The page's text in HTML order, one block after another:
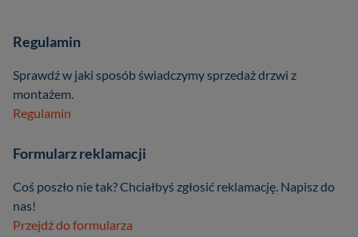
Regulamin
Sprawdź w jaki sposób świadczymy sprzedaż drzwi z
montażem.
Regulamin
Formularz reklamacji
Coś poszło nie tak? Chciałbyś zgłosić reklamację. Napisz do
nas!
Przejdź do formularza